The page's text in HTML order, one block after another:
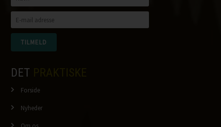
DET
Forside
Nyheder